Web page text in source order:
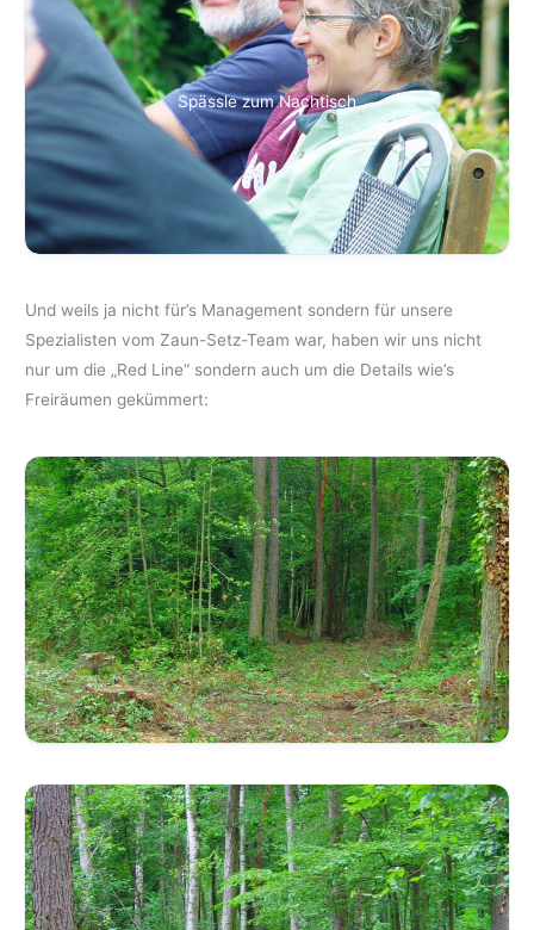
Spässle zum Nachtisch
Und weils ja nicht für’s Management sondern für unsere
Spezialisten vom Zaun-Setz-Team war, haben wir uns nicht
nur um die „Red Line“ sondern auch um die Details wie’s
Freiräumen gekümmert: